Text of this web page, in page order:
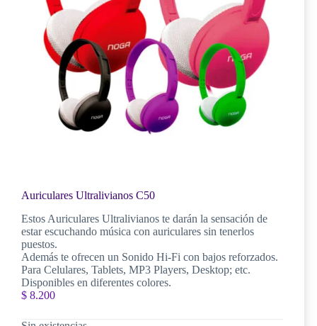
Auriculares Ultralivianos C50
Estos Auriculares Ultralivianos te darán la sensación de
estar escuchando música con auriculares sin tenerlos
puestos.
Además te ofrecen un Sonido Hi-Fi con bajos reforzados.
Para Celulares, Tablets, MP3 Players, Desktop; etc.
Disponibles en diferentes colores.
$ 8.200